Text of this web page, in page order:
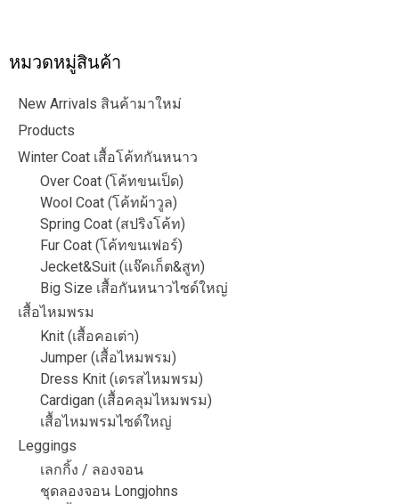
หมวดหมู่สินค้า
New Arrivals สินค้ามาใหม่
Products
Winter Coat เสื้อโค้ทกันหนาว
Over Coat (โค้ทขนเป็ด)
Wool Coat (โค้ทผ้าวูล)
Spring Coat (สปริงโค้ท)
Fur Coat (โค้ทขนเฟอร์)
Jecket&Suit (แจ๊คเก็ต&สูท)
Big Size เสื้อกันหนาวไซด์ใหญ่
เสื้อไหมพรม
Knit (เสื้อคอเต่า)
Jumper (เสื้อไหมพรม)
Dress Knit (เดรสไหมพรม)
Cardigan (เสื้อคลุมไหมพรม)
เสื้อไหมพรมไซด์ใหญ่
Leggings
เลกกิ้ง / ลองจอน
ชุดลองจอน Longjohns